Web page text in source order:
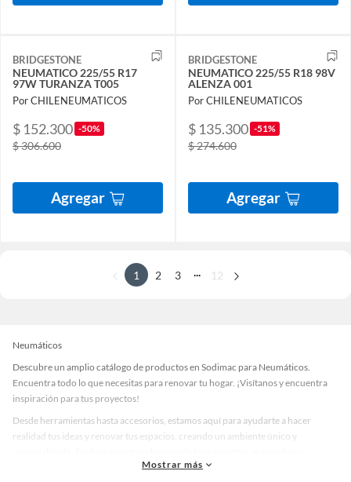
BRIDGESTONE
NEUMATICO 225/55 R17
97W TURANZA T005
Por CHILENEUMATICOS
$ 152.300 -50%
$ 306.600
Agregar
BRIDGESTONE
NEUMATICO 225/55 R18 98V
ALENZA 001
Por CHILENEUMATICOS
$ 135.300 -51%
$ 274.600
Agregar
1 2 3 ... 12
Neumáticos
Descubre un amplio catálogo de productos en Sodimac para Neumáticos.
Encuentra todo lo que necesitas para renovar tu hogar. ¡Visítanos y encuentra
inspiración para tus proyectos!
Desde herramientas hasta accesorios, estamos aquí para ayudarte a hacer
realidad tus ideas y renovar tus espacios, creando un ambiente único y
accesorios de calidad que te ayudarán a crear un espacio más tú.
Mostrar más